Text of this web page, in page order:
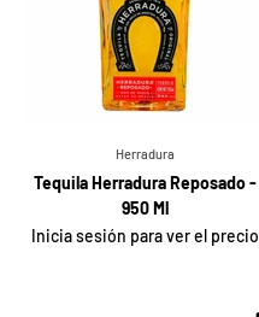
Herradura
Tequila Herradura Reposado -
950 Ml
Inicia sesión para ver el precio